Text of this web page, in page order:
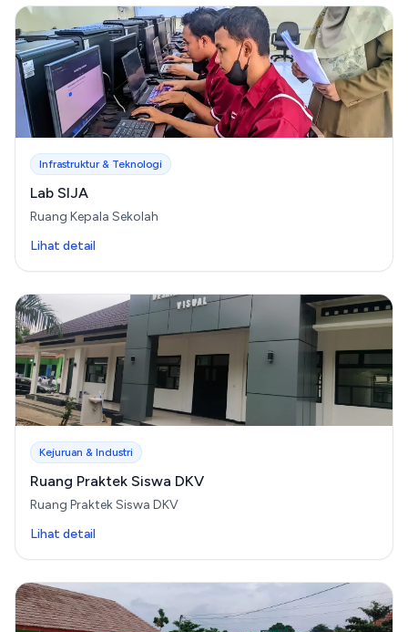
Infrastruktur & Teknologi
Lab SIJA
Ruang Kepala Sekolah
Lihat detail
Kejuruan & Industri
Ruang Praktek Siswa DKV
Ruang Praktek Siswa DKV
Lihat detail